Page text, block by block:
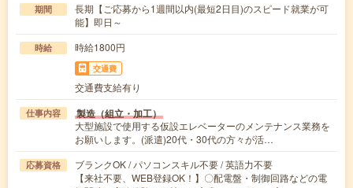
期間
長期【ご応募から1週間以内(最短2日目)のスピード就業が可
能】即日～
時給 時給1800円
交通費
交通費支給有り
仕事内容 製造（組立・加工）
大型施設で使用する仮設エレベーターのメンテナンス業務を
お願いします。(派遣)20代・30代の方々が活…
応募資格
ブランクOK / パソコンスキル不要 / 英語力不要
【来社不要、WEB登録OK！】〇配電盤・制御回路などの電